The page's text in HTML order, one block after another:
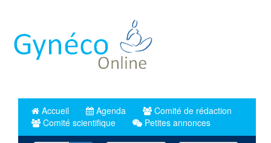
principal
Accueil Agenda
Comité de rédaction
Comité scientifique
Petites annonces